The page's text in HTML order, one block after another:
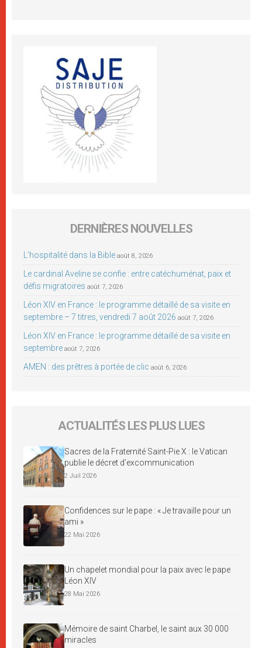
DERNIÈRES NOUVELLES
L’hospitalité dans la Bible août 8, 2026
Le cardinal Aveline se confie : entre catéchuménat, paix et
défis migratoires août 7, 2026
Léon XIV en France : le programme détaillé de sa visite en
septembre – 7 titres, vendredi 7 août 2026 août 7, 2026
Léon XIV en France : le programme détaillé de sa visite en
septembre août 7, 2026
AMEN : des prêtres à portée de clic août 6, 2026
ACTUALITÉS LES PLUS LUES
Sacres de la Fraternité Saint-Pie X : le Vatican
publie le décret d’excommunication
2 Juil 2026
Confidences sur le pape : « Je travaille pour un
ami »
22 Mai 2026
Un chapelet mondial pour la paix avec le pape
Léon XIV
28 Mai 2026
Mémoire de saint Charbel, le saint aux 30 000
miracles